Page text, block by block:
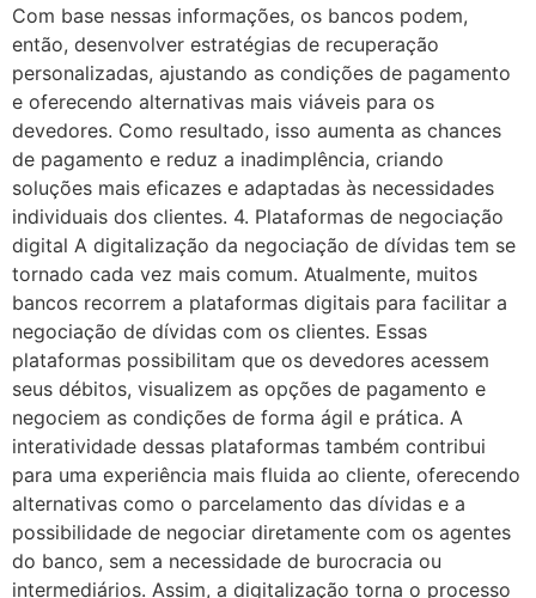
Com base nessas informações, os bancos podem,
então, desenvolver estratégias de recuperação
personalizadas, ajustando as condições de pagamento
e oferecendo alternativas mais viáveis para os
devedores. Como resultado, isso aumenta as chances
de pagamento e reduz a inadimplência, criando
soluções mais eficazes e adaptadas às necessidades
individuais dos clientes. 4. Plataformas de negociação
digital A digitalização da negociação de dívidas tem se
tornado cada vez mais comum. Atualmente, muitos
bancos recorrem a plataformas digitais para facilitar a
negociação de dívidas com os clientes. Essas
plataformas possibilitam que os devedores acessem
seus débitos, visualizem as opções de pagamento e
negociem as condições de forma ágil e prática. A
interatividade dessas plataformas também contribui
para uma experiência mais fluida ao cliente, oferecendo
alternativas como o parcelamento das dívidas e a
possibilidade de negociar diretamente com os agentes
do banco, sem a necessidade de burocracia ou
intermediários. Assim, a digitalização torna o processo